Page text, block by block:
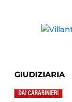
GIUDIZIARIA
DAI CARABINIERI